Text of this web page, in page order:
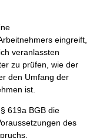
eingreift,
veranlassten
zu prüfen, wie der
den Umfang der
ist.
619a BGB die
des